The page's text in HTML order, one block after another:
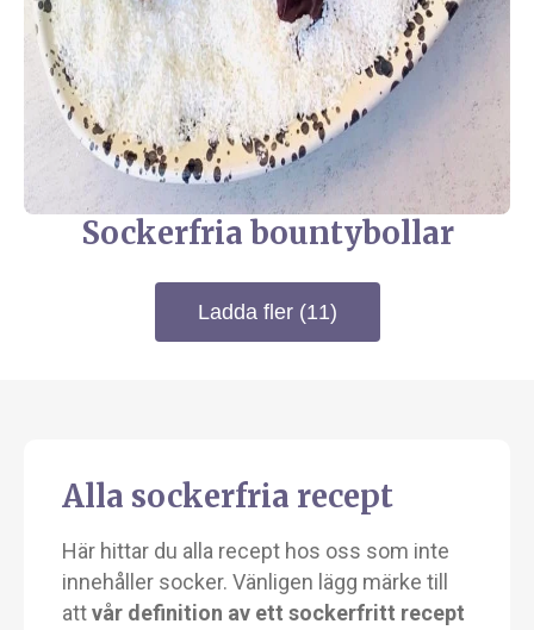
Sockerfria bountybollar
Ladda fler (11)
Alla sockerfria recept
Här hittar du alla recept hos oss som inte
innehåller socker. Vänligen lägg märke till
attvår definition av ett sockerfritt recept